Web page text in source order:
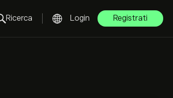
Ricerca Login Registrati